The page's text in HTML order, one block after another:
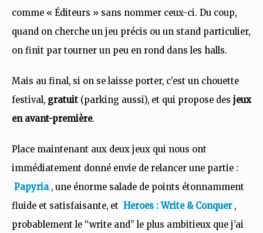
comme « Éditeurs » sans nommer ceux-ci. Du coup,
quand on cherche un jeu précis ou un stand particulier,
on finit par tourner un peu en rond dans les halls.
Mais au final, si on se laisse porter, c’est un chouette
festival, gratuit (parking aussi), et qui propose des jeux
en avant-première.
Place maintenant aux deux jeux qui nous ont
immédiatement donné envie de relancer une partie :
Papyria , une énorme salade de points étonnamment
fluide et satisfaisante, et Heroes : Write & Conquer ,
probablement le “write and” le plus ambitieux que j’ai